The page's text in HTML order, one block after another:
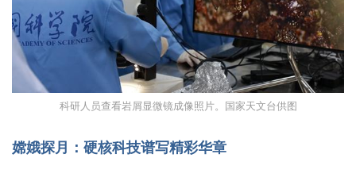
科研人员查看岩屑显微镜成像照片。国家天文台供图
嫦娥探月：硬核科技谱写精彩华章